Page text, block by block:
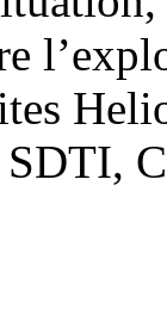
SDTI,